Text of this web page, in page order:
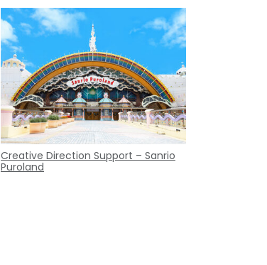
Creative Direction Support – Sanrio
Puroland